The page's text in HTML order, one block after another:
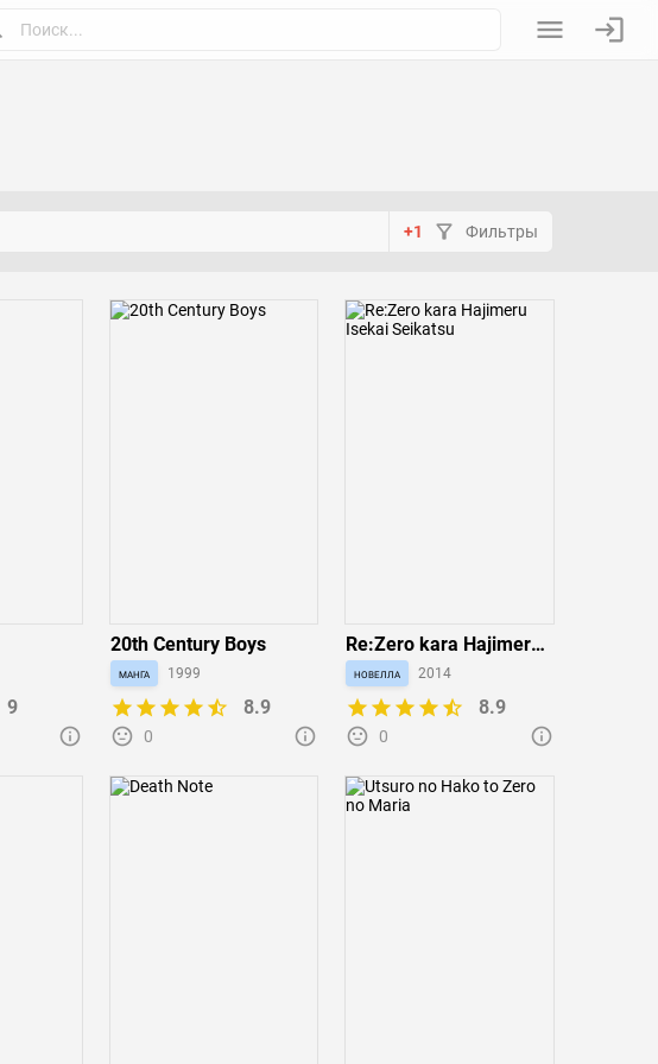
+1 Фильтры
9
20th Century Boys
манга 1999
8.9
0
Re:Zero kara Hajimeru
Isekai Seikatsu
новелла 2014
8.9
0